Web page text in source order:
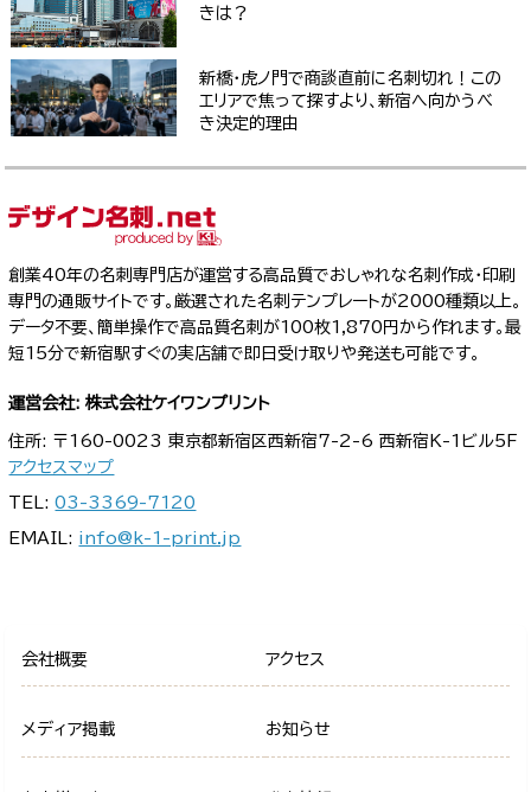
きは？
新橋・虎ノ門で商談直前に名刺切れ！この
エリアで焦って探すより、新宿へ向かうべ
き決定的理由
創業40年の名刺専門店が運営する高品質でおしゃれな名刺作成・印刷
専門の通販サイトです。厳選された名刺テンプレートが2000種類以上。
データ不要、簡単操作で高品質名刺が100枚1,870円から作れます。最
短15分で新宿駅すぐの実店舗で即日受け取りや発送も可能です。
運営会社: 株式会社ケイワンプリント
住所: 〒160-0023 東京都新宿区西新宿7-2-6 西新宿K-1ビル5F
アクセスマップ
TEL:03-3369-7120
EMAIL: info@k-1-print.jp
会社概要 アクセス
メディア掲載 お知らせ